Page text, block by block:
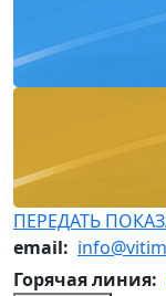
ПЕРЕДАТЬ
email:
Горячая линия: